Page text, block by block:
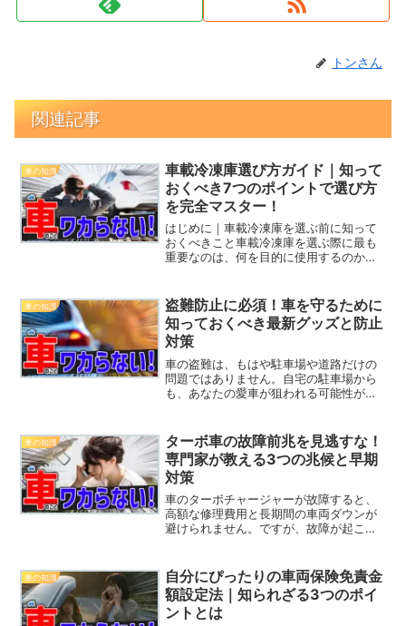
トンさん
関連記事
車の知識
車載冷凍庫選び方ガイド｜知って
おくべき7つのポイントで選び方
を完全マスター！
はじめに｜車載冷凍庫を選ぶ前に知って
おくべきこと車載冷凍庫を選ぶ際に最も
重要なのは、何を目的に使用するのかを
使用など、シーンによって求める性能は
異なります。特に車載冷凍...
車の知識
盗難防止に必須！車を守るために
知っておくべき最新グッズと防止
対策
車の盗難は、もはや駐車場や道路だけの
問題ではありません。自宅の駐車場から
も、あなたの愛車が狙われる可能性があ
キーを使ったリレーアタックや、イモビ
ライザーの無効化など、...
車の知識
ターボ車の故障前兆を見逃すな！
専門家が教える3つの兆候と早期
対策
車のターボチャージャーが故障すると、
高額な修理費用と長期間の車両ダウンが
避けられません。ですが、故障が起こる
と、それに対する最も効果的な対策方法
を解説します。もし、あなた...
車の知識
自分にぴったりの車両保険免責金
額設定法｜知られざる3つのポイ
ントとは